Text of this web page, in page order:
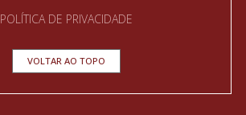
POLÍTICA DE PRIVACIDADE
VOLTAR AO TOPO